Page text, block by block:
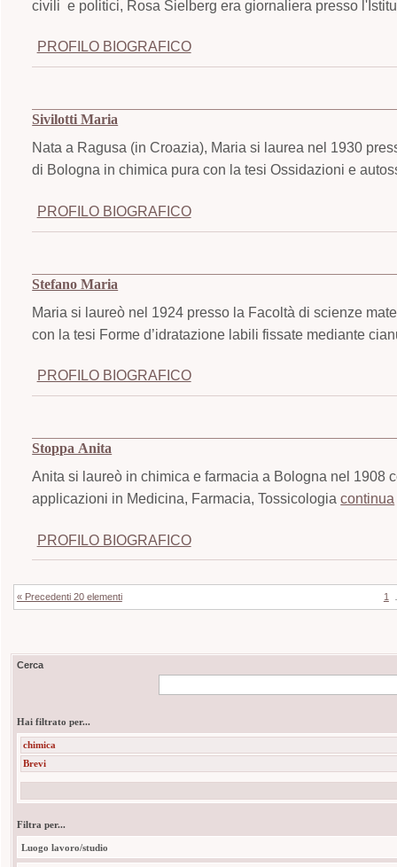
civili e politici, Rosa Sielberg era giornaliera presso
PROFILO BIOGRAFICO
Sivilotti Maria
Nata a Ragusa (in Croazia), Maria si laurea nel 1930
di Bologna in chimica pura con la tesi Ossidazioni e
PROFILO BIOGRAFICO
Stefano Maria
Maria si laureò nel 1924 presso la Facoltà di scienze
con la tesi Forme d’idratazione labili fissate mediante
PROFILO BIOGRAFICO
Stoppa Anita
Anita si laureò in chimica e farmacia a Bologna nel
applicazioni in Medicina, Farmacia, Tossicologiacontinua
PROFILO BIOGRAFICO
« Precedenti 20 elementi 1
Cerca
Hai filtrato per...
chimica
Brevi
Filtra per...
Luogo lavoro/studio